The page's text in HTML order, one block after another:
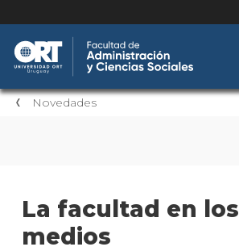
Novedades
La facultad en los
medios